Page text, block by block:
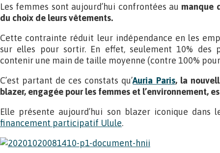
Les femmes sont aujourd’hui confrontées au manque
du choix de leurs vêtements.
Cette contrainte réduit leur indépendance en les
sur elles pour sortir. En effet, seulement 10% des
contenir une main de taille moyenne (contre 100%
C’est partant de ces constats qu’Auria Paris, la
blazer, engagée pour les femmes et l’environnement,
Elle présente aujourd’hui son blazer iconique dans
financement participatif Ulule.